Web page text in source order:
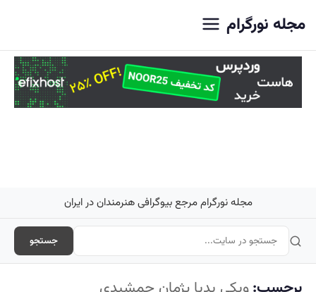
مجله نورگرام
مجله نورگرام مرجع بیوگرافی هنرمندان در ایران
جستجو